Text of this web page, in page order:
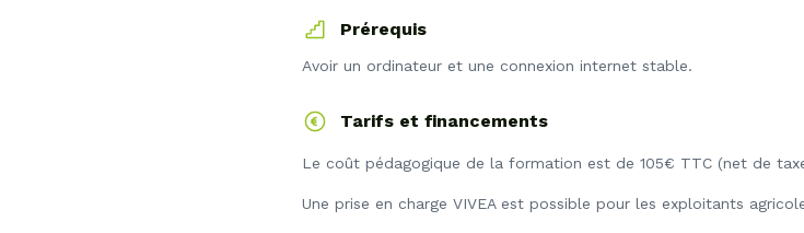
Prérequis
Avoir un ordinateur et une connexion internet stable.
Tarifs et financements
Le coût pédagogique de la formation est de 105€ TTC (net de
Une prise en charge VIVEA est possible pour les exploitants